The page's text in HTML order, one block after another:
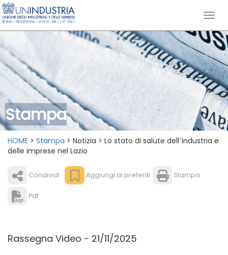
Stampa
HOME > Stampa > Notizia > Lo stato di salute dell`industria e
delle imprese nel Lazio
Condividi Aggiungi ai preferiti Stampa
Pdf
Rassegna Video - 21/11/2025